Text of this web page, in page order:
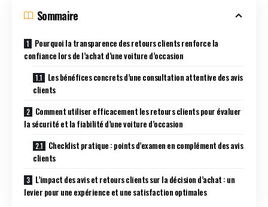
Sommaire
Pourquoi la transparence des retours clients renforce la
confiance lors de l’achat d’une voiture d’occasion
Les bénéfices concrets d’une consultation attentive des avis
clients
Comment utiliser efficacement les retours clients pour évaluer
la sécurité et la fiabilité d’une voiture d’occasion
Checklist pratique : points d’examen en complément des avis
clients
L’impact des avis et retours clients sur la décision d’achat : un
levier pour une expérience et une satisfaction optimales